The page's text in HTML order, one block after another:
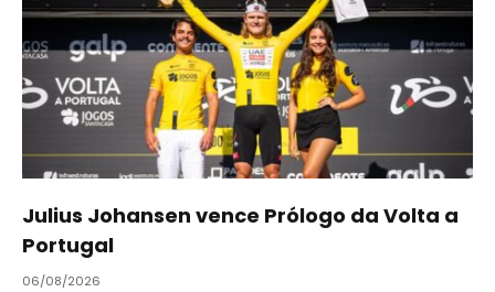
Julius Johansen vence Prólogo da Volta a
Portugal
06/08/2026